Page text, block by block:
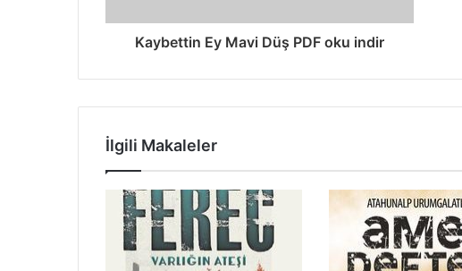
Kaybettin Ey Mavi Düş PDF oku indir
İlgili Makaleler